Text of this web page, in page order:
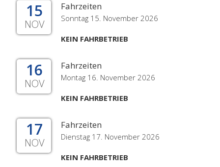
15
NOV
Fahrzeiten
Sonntag 15. November 2026
KEIN FAHRBETRIEB
16
NOV
Fahrzeiten
Montag 16. November 2026
KEIN FAHRBETRIEB
17
NOV
Fahrzeiten
Dienstag 17. November 2026
KEIN FAHRBETRIEB